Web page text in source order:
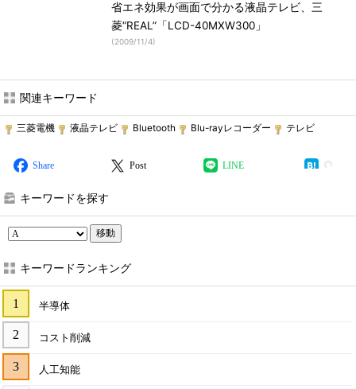
省エネ効果が画面で分かる液晶テレビ、三
菱“REAL”「LCD-40MXW300」
(2009/11/4)
関連キーワード
三菱電機 液晶テレビ Bluetooth Blu-rayレコーダー テレビ
Share Post LINE
キーワードを探す
移動
キーワードランキング
半導体
コスト削減
人工知能